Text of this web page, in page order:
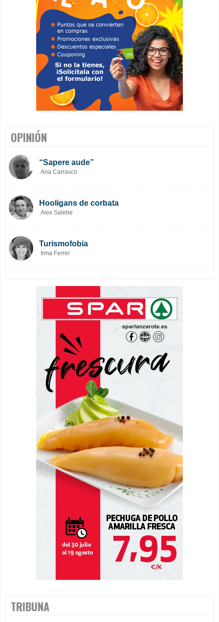
OPINIÓN
“Sapere aude”
Ana Carrasco
Hooligans de corbata
Alex Salebe
Turismofobia
Irma Ferrer
TRIBUNA